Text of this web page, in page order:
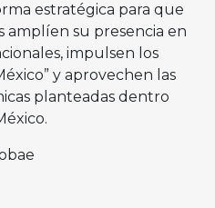
estratégica para que
amplíen su presencia en
impulsen los
y aprovechen las
planteadas dentro